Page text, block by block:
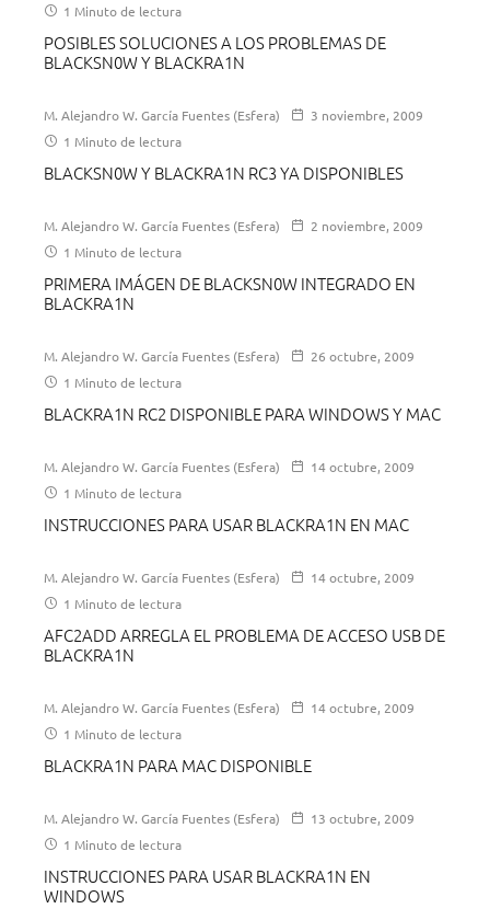
1 Minuto de lectura
POSIBLES SOLUCIONES A LOS PROBLEMAS DE
BLACKSN0W Y BLACKRA1N
M. Alejandro W. García Fuentes (Esfera)
3 noviembre, 2009
1 Minuto de lectura
BLACKSN0W Y BLACKRA1N RC3 YA DISPONIBLES
M. Alejandro W. García Fuentes (Esfera)
2 noviembre, 2009
1 Minuto de lectura
PRIMERA IMÁGEN DE BLACKSN0W INTEGRADO EN
BLACKRA1N
M. Alejandro W. García Fuentes (Esfera)
26 octubre, 2009
1 Minuto de lectura
BLACKRA1N RC2 DISPONIBLE PARA WINDOWS Y MAC
M. Alejandro W. García Fuentes (Esfera)
14 octubre, 2009
1 Minuto de lectura
INSTRUCCIONES PARA USAR BLACKRA1N EN MAC
M. Alejandro W. García Fuentes (Esfera)
14 octubre, 2009
1 Minuto de lectura
AFC2ADD ARREGLA EL PROBLEMA DE ACCESO USB DE
BLACKRA1N
M. Alejandro W. García Fuentes (Esfera)
14 octubre, 2009
1 Minuto de lectura
BLACKRA1N PARA MAC DISPONIBLE
M. Alejandro W. García Fuentes (Esfera)
13 octubre, 2009
1 Minuto de lectura
INSTRUCCIONES PARA USAR BLACKRA1N EN
WINDOWS